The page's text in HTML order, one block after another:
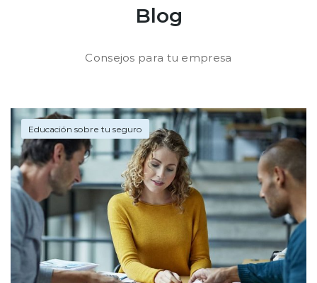
Blog
Consejos para tu empresa
Educación sobre tu seguro